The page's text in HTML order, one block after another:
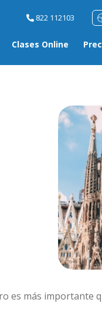
Clases Online
822 112103
es más importante